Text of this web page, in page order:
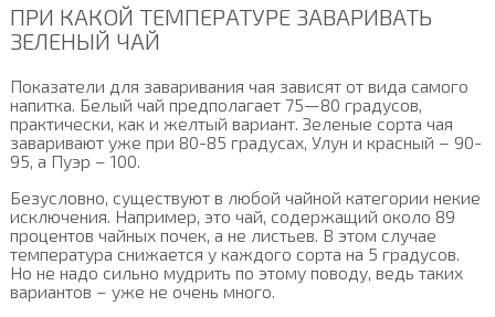
ПРИ КАКОЙ ТЕМПЕРАТУРЕ ЗАВАРИВАТЬ
ЗЕЛЕНЫЙ ЧАЙ
Показатели для заваривания чая зависят от вида самого
напитка. Белый чай предполагает 75—80 градусов,
практически, как и желтый вариант. Зеленые сорта чая
заваривают уже при 80-85 градусах, Улун и красный – 90-
95, а Пуэр – 100.
Безусловно, существуют в любой чайной категории некие
исключения. Например, это чай, содержащий около 89
процентов чайных почек, а не листьев. В этом случае
температура снижается у каждого сорта на 5 градусов.
Но не надо сильно мудрить по этому поводу, ведь таких
вариантов – уже не очень много.